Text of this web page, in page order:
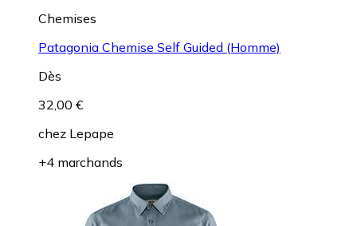
Chemises
Patagonia Chemise Self Guided (Homme)
Dès
32,00 €
chez Lepape
+4 marchands